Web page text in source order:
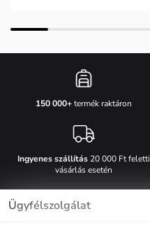
150 000+termék raktáron
Ingyenes szállítás20 000 Ft feletti
vásárlás esetén
Ügyfélszolgálat